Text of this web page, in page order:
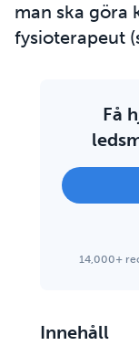
man ska göra
fysioterapeut
Få
14,000+
Innehåll